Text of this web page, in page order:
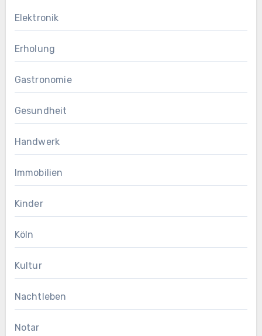
Elektronik
Erholung
Gastronomie
Gesundheit
Handwerk
Immobilien
Kinder
Köln
Kultur
Nachtleben
Notar